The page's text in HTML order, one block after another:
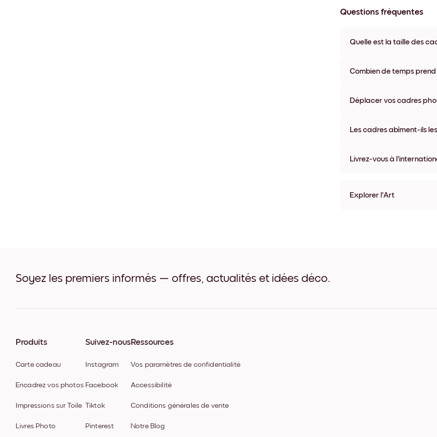
Questions fréquentes
Quelle est la taille des
coloris disponibles, y compris
Combien de temps prend
semaine. Livraison express
Déplacer vos cadres
abîmer vos murs.
Les cadres abîment-ils
Livrez-vous à
Explorer l'Art
Soyez les premiers informés — offres, actualités et idées déco.
Produits
Carte cadeau
Encadrez vos photos
Impressions sur Toile
Livres Photo
Suivez-nous
Instagram
Facebook
Tiktok
Pinterest
Ressources
Vos paramètres de confidentialité
Accessibilité
Conditions générales de vente
Notre Blog